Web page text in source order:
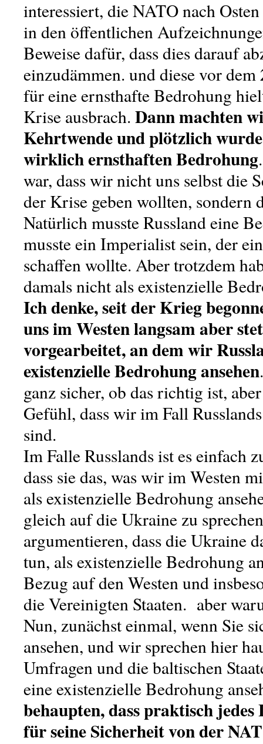
interessiert, die NATO nach
in den öffentlichen
Beweise dafür, dass dies darauf
einzudämmen. und diese vor dem
für eine ernsthafte Bedrohung
Krise ausbrach. Dann machten
Kehrtwende und plötzlich
wirklich ernsthaften Bedrohung
war, dass wir nicht uns selbst die
der Krise geben wollten, sondern
Natürlich musste Russland eine
musste ein Imperialist sein, der
schaffen wollte. Aber trotzdem
damals nicht als existenzielle
Ich denke, seit der Krieg
uns im Westen langsam aber
vorgearbeitet, an dem wir
existenzielle Bedrohung ansehen
ganz sicher, ob das richtig ist,
Gefühl, dass wir im Fall
sind.
Im Falle Russlands ist es einfach
dass sie das, was wir im Westen
als existenzielle Bedrohung
gleich auf die Ukraine zu
argumentieren, dass die Ukraine
tun, als existenzielle Bedrohung
Bezug auf den Westen und
die Vereinigten Staaten. aber
Nun, zunächst einmal, wenn Sie
ansehen, und wir sprechen hier
Umfragen und die baltischen
eine existenzielle Bedrohung
behaupten, dass praktisch
für seine Sicherheit von der